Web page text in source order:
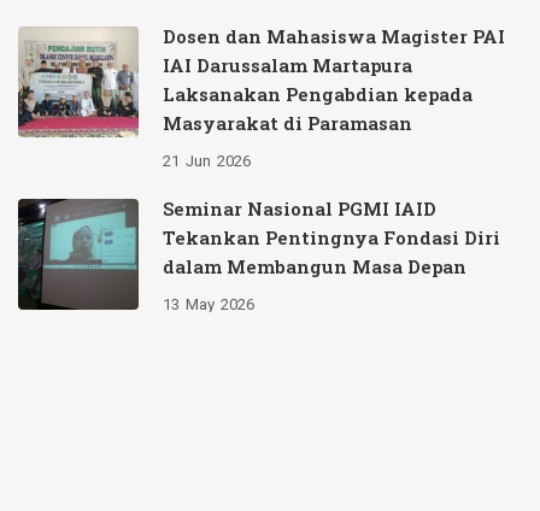
Dosen dan Mahasiswa Magister PAI
IAI Darussalam Martapura
Laksanakan Pengabdian kepada
Masyarakat di Paramasan
21 Jun 2026
Seminar Nasional PGMI IAID
Tekankan Pentingnya Fondasi Diri
dalam Membangun Masa Depan
13 May 2026